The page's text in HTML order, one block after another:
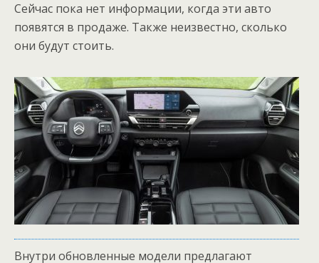
Сейчас пока нет информации, когда эти авто
появятся в продаже. Также неизвестно, сколько
они будут стоить.
Внутри обновленные модели предлагают